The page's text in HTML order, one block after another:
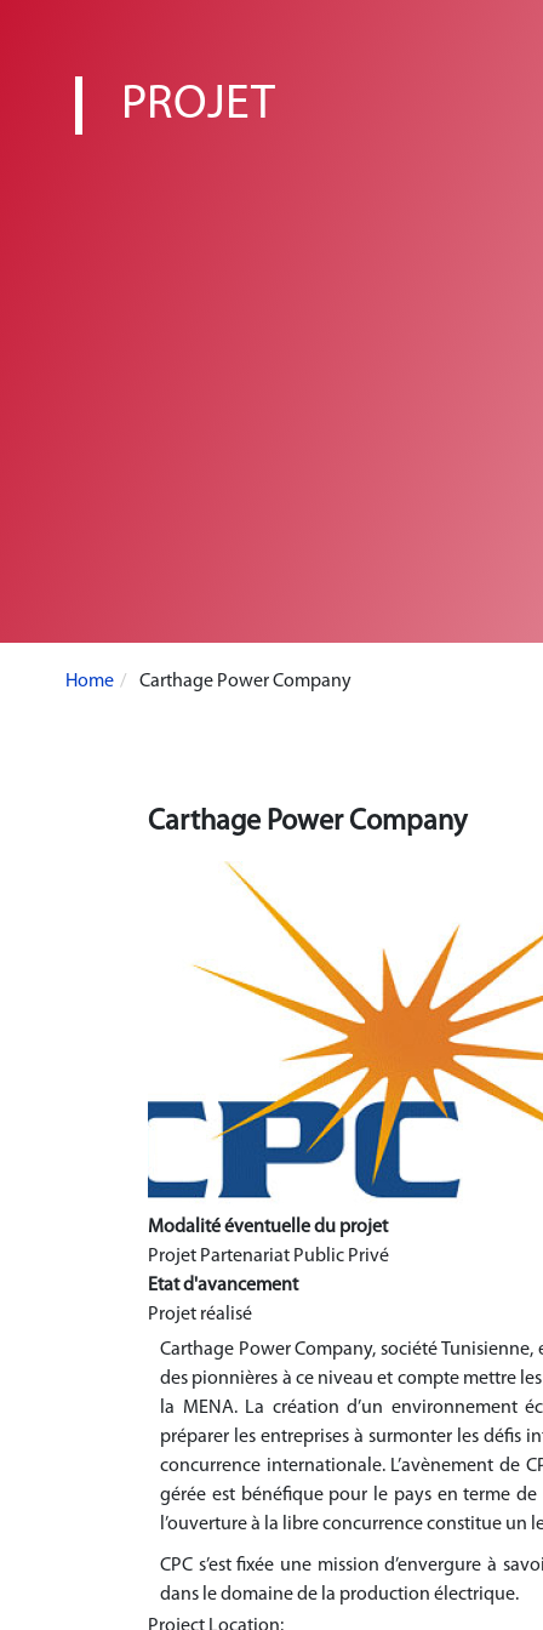
PROJET
Home Carthage Power Company
Carthage Power Company
Modalité éventuelle du projet
Projet Partenariat Public Privé
Etat d'avancement
Projet réalisé
Carthage Power Company, société
des pionnières à ce niveau et compte mettre
la MENA. La création d’un environnement
préparer les entreprises à surmonter les défis
concurrence internationale. L’avènement de
gérée est bénéfique pour le pays en terme
l’ouverture à la libre concurrence constitue un
CPC s’est fixée une mission d’envergure à
dans le domaine de la production électrique.